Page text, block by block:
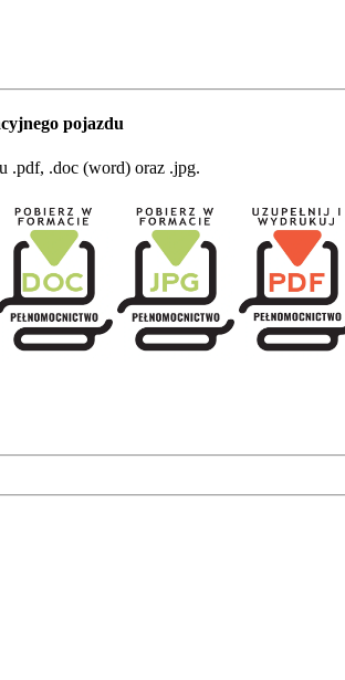
pojazdu
.pdf, .doc (word) oraz .jpg.